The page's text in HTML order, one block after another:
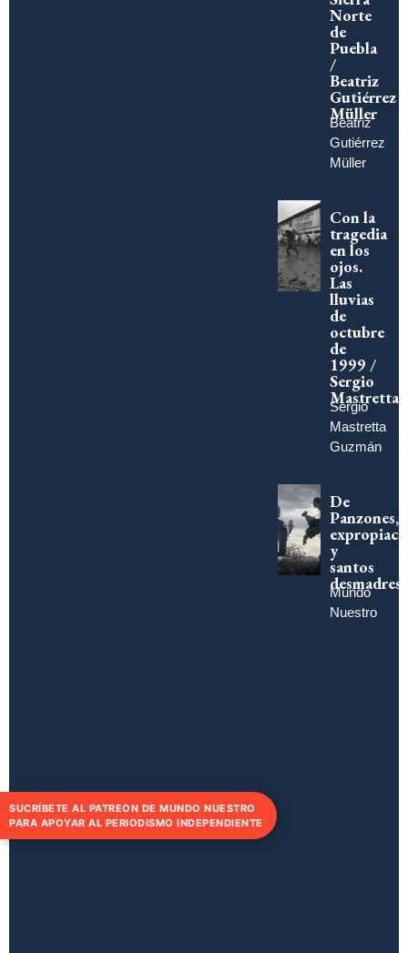
Norte
de
Puebla
/
Beatriz
Gutiérrez
Müller
Beatriz
Gutiérrez
Müller
Con la
tragedia
en los
ojos.
Las
lluvias
de
octubre
de
1999 /
Sergio
Mastretta
Sergio
Mastretta
Guzmán
De
Panzones,
y
santos
desmadres
Mundo
Nuestro
SUCRÍBETE AL PATREON DE MUNDO NUESTRO
PARA APOYAR AL PERIODISMO INDEPENDIENTE